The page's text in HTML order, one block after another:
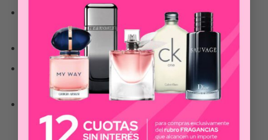
AYUDA EN LA PRODUCCIÓN DE GLÓBULOS
ROJOS (SÍNTESIS DE HEMOGLOBINA)
CONTRIBUYE A MEJORAR LAS DEFENSAS
CONTRIBUYE A LA FORMACIÓN DE ENZIMAS
DIGESTIVAS
NO CONTIENE CONSERVANTES NI ADITIVOS
SINTÉTICOS